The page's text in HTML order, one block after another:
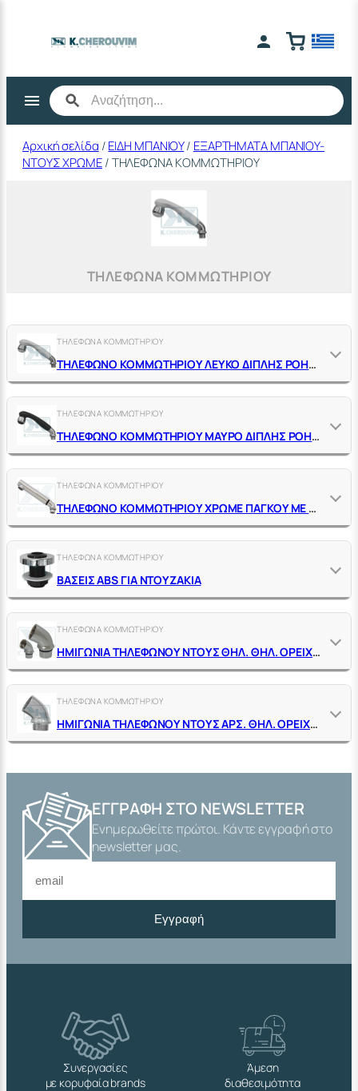
περιεχόμενο
Αρχική σελίδα /ΕΙΔΗ ΜΠΑΝΙΟΥ/ ΕΞΑΡΤΗΜΑΤΑ ΜΠΑΝΙΟΥ-
ΝΤΟΥΣ ΧΡΩΜΕ/ ΤΗΛΕΦΩΝΑ ΚΟΜΜΩΤΗΡΙΟΥ
ΤΗΛΕΦΩΝΑ ΚΟΜΜΩΤΗΡΙΟΥ
ΤΗΛΕΦΩΝΑ ΚΟΜΜΩΤΗΡΙΟΥ
ΤΗΛΕΦΩΝΟ ΚΟΜΜΩΤΗΡΙΟΥ ΛΕΥΚΟ ΔΙΠΛΗΣ ΡΟΗΣ ΠΑΓΚΟΥ ΜΕ ΚΑΜΠΥΛΗ 45° ΧΡΩΜΕ Μ15Χ1 ΘΗΛ.
ΤΗΛΕΦΩΝΑ ΚΟΜΜΩΤΗΡΙΟΥ
ΤΗΛΕΦΩΝΟ ΚΟΜΜΩΤΗΡΙΟΥ ΜΑΥΡΟ ΔΙΠΛΗΣ ΡΟΗΣ ΠΑΓΚΟΥ ΜΕ ΚΑΜΠΥΛΗ 45° ΧΡΩΜΕ Μ15Χ1 ΘΗΛ.
ΤΗΛΕΦΩΝΑ ΚΟΜΜΩΤΗΡΙΟΥ
ΤΗΛΕΦΩΝΟ ΚΟΜΜΩΤΗΡΙΟΥ ΧΡΩΜΕ ΠΑΓΚΟΥ ΜΕ ΦΙΛΤΡΑΚΙ ΚΑΙ ΚΑΜΠΥΛΗ 45° Μ15Χ1 ΘΗΛ.
ΤΗΛΕΦΩΝΑ ΚΟΜΜΩΤΗΡΙΟΥ
ΒΑΣΕΙΣ ABS ΓΙΑ ΝΤΟΥΖΑΚΙΑ
ΤΗΛΕΦΩΝΑ ΚΟΜΜΩΤΗΡΙΟΥ
ΗΜΙΓΩΝΙΑ ΤΗΛΕΦΩΝΟΥ ΝΤΟΥΣ ΘΗΛ. ΘΗΛ. ΟΡΕΙΧ. ΧΡΩΜΕ ΓΙΑ ΒΑΣΗ ΑΒS
ΤΗΛΕΦΩΝΑ ΚΟΜΜΩΤΗΡΙΟΥ
ΗΜΙΓΩΝΙΑ ΤΗΛΕΦΩΝΟΥ ΝΤΟΥΣ ΑΡΣ. ΘΗΛ. ΟΡΕΙΧΑΛΚΙΝΗ ΧΡΩΜΕ
ΕΓΓΡΑΦΉ ΣΤΟ NEWSLETTER
Ενημερωθείτε πρώτοι. Κάντε εγγραφή στο
newsletter μας.
Εγγραφή
Συνεργασίες
με κορυφαία brands
Άμεση
διαθεσιμότητα